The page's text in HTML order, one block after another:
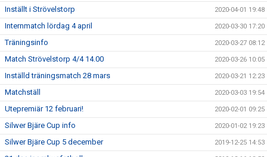
Inställt i Strövelstorp 2020-04-01 19:48
Internmatch lördag 4 april 2020-03-30 17:20
Träningsinfo 2020-03-27 08:12
Match Strövelstorp 4/4 14.00 2020-03-26 10:05
Inställd träningsmatch 28 mars 2020-03-21 12:23
Matchställ 2020-03-03 19:54
Utepremiär 12 februari! 2020-02-01 09:25
Silwer Bjäre Cup info 2020-01-02 19:23
Silwer Bjäre Cup 5 december 2019-12-25 14:53